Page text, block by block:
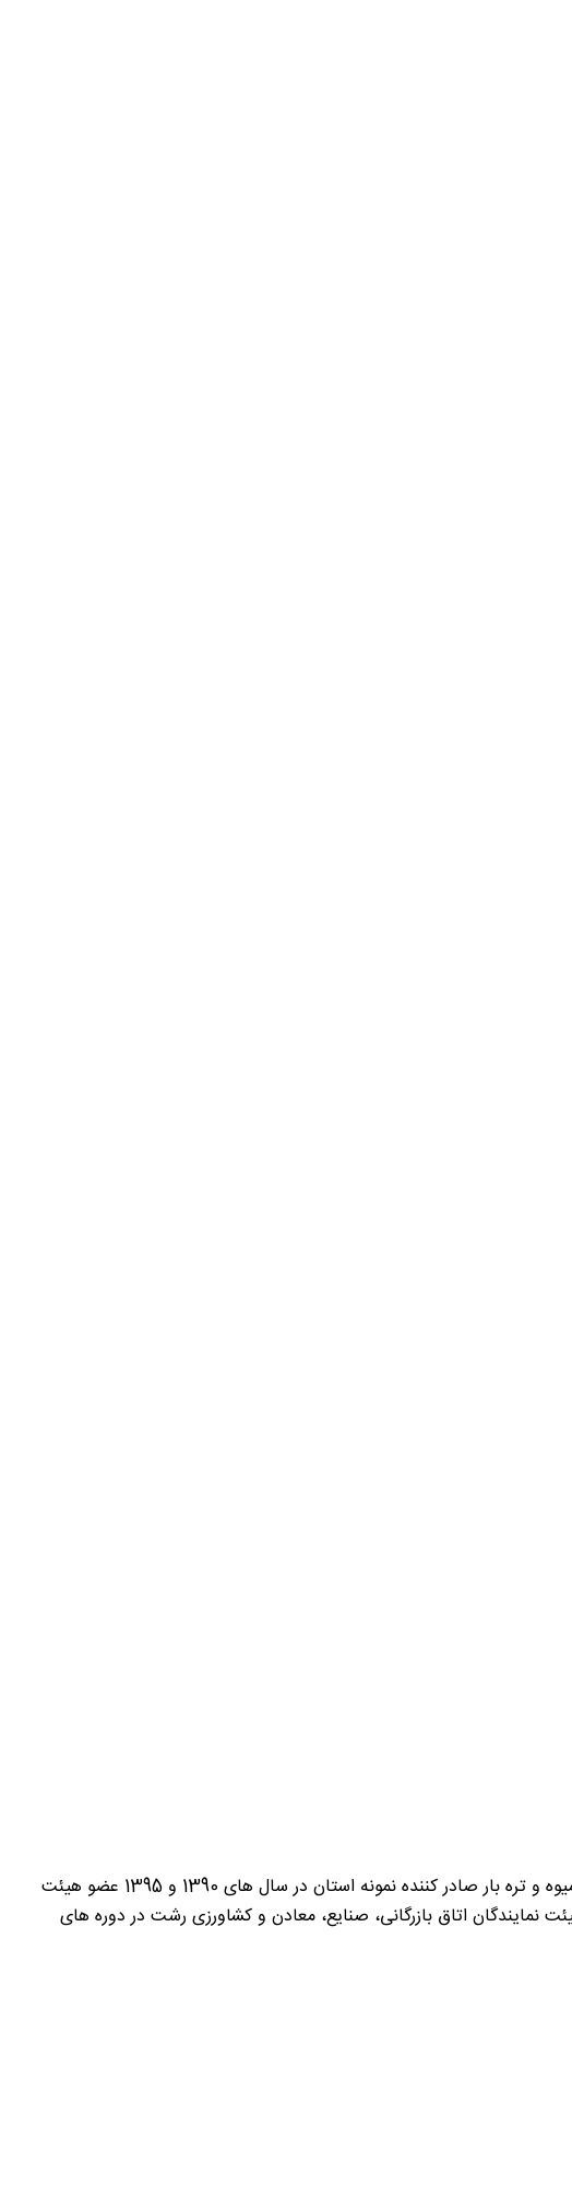
سوابق کاری : مدیرعامل و رئیس هیئت مدیره شرکت اطلس شکوه خزر با برند تجاری کاوالیوا صادرات محصولات تولیدی ، میوه و تره بار صادر کننده نمونه استان در سال های 1390 و 1395 عضو هیئت
نمایندگان اتاق بازرگانی، صنایع، معادن و کشاورزی رشت در دوره های